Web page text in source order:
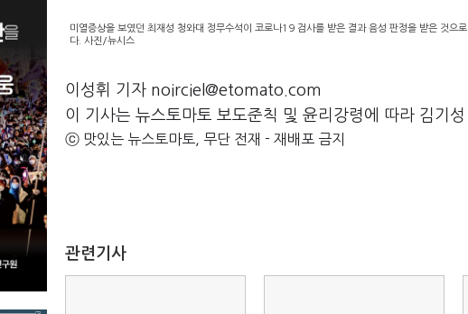
미열증상을 보였던 최재성 청와대 정무수석이 코로나19 검사를 받은 결과 음성 판정을 받은 것
다. 사진/뉴시스
이성휘 기자 noirciel@etomato.com
이 기사는 뉴스토마토 보도준칙 및 윤리강령에 따라 김기
ⓒ 맛있는 뉴스토마토, 무단 전재 - 재배포 금지
관련기사